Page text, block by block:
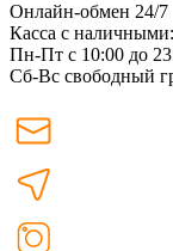
Онлайн-обмен 24/7
Касса с наличными:
Пн-Пт с 10:00 до
Сб-Вс свободный